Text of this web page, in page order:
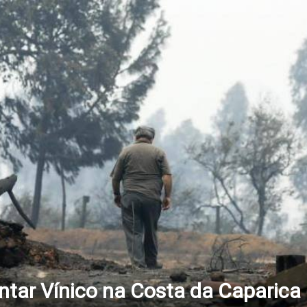
Vínico na Costa da Caparica